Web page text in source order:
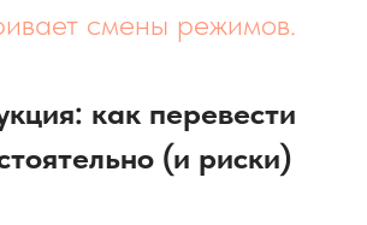
смены режимов.
как перевести
(и риски)